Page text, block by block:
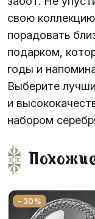
свою
порадовать
подарком,
годы и
Выберите
и
набором
- 30%